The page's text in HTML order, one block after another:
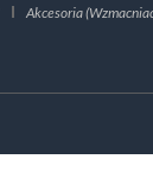
Akcesoria